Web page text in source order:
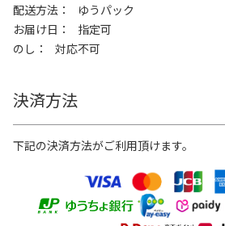
配送方法
ゆうパック
お届け日
指定可
のし
対応不可
決済方法
下記の決済方法がご利用頂けます。